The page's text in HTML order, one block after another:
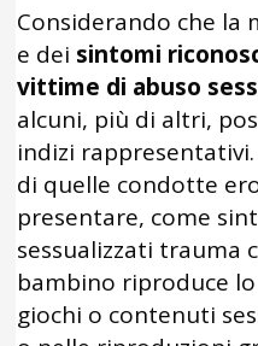
Considerando che la
e dei sintomi
vittime di abuso
alcuni, più di altri,
indizi
di quelle condotte
presentare, come
sessualizzati trauma
bambino riproduce lo
giochi o contenuti